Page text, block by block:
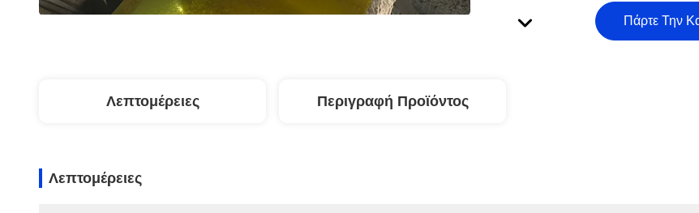
Πάρτε Την
Λεπτομέρειες Περιγραφή Προϊόντος
Λεπτομέρειες